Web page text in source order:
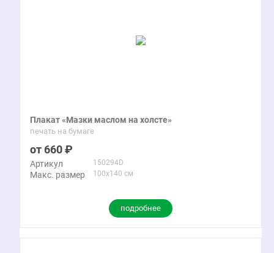
Плакат «Мазки маслом на холсте»
печать на бумаге
660
Артикул 150294D
Макс. размер 100x140 см
подробнее